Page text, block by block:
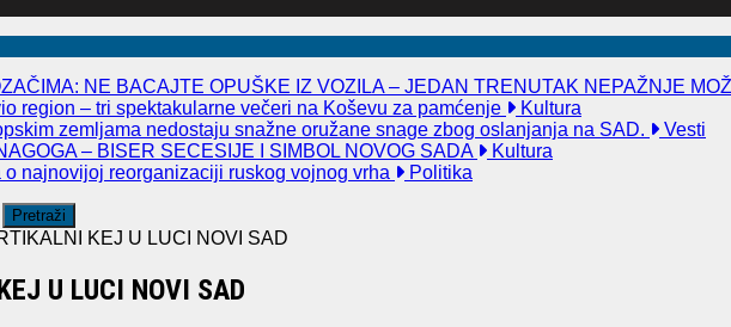
NE BACAJTE OPUŠKE IZ VOZILA – JEDAN TRENUTAK NEPAŽNJE
region – tri spektakularne večeri na Koševu za pamćenje
Kultura
zemljama nedostaju snažne oružane snage zbog oslanjanja na SAD.
Vesti
– BISER SECESIJE I SIMBOL NOVOG SADA
Kultura
o najnovijoj reorganizaciji ruskog vojnog vrha Politika
KEJ U LUCI NOVI SAD
U LUCI NOVI SAD